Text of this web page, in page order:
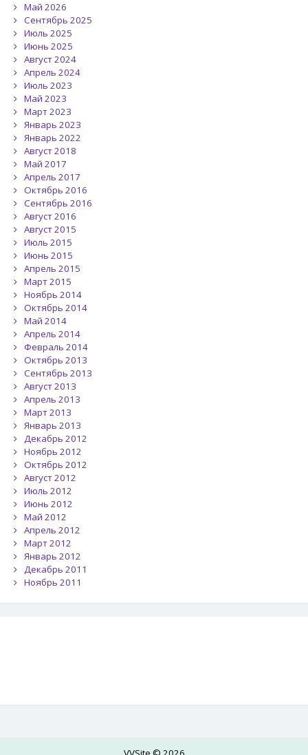
Май 2026
Сентябрь 2025
Июль 2025
Июнь 2025
Август 2024
Апрель 2024
Июль 2023
Май 2023
Март 2023
Январь 2023
Январь 2022
Август 2018
Май 2017
Апрель 2017
Октябрь 2016
Сентябрь 2016
Август 2016
Август 2015
Июль 2015
Июнь 2015
Апрель 2015
Март 2015
Ноябрь 2014
Октябрь 2014
Май 2014
Апрель 2014
Февраль 2014
Октябрь 2013
Сентябрь 2013
Август 2013
Апрель 2013
Март 2013
Январь 2013
Декабрь 2012
Ноябрь 2012
Октябрь 2012
Август 2012
Июль 2012
Июнь 2012
Май 2012
Апрель 2012
Март 2012
Январь 2012
Декабрь 2011
Ноябрь 2011